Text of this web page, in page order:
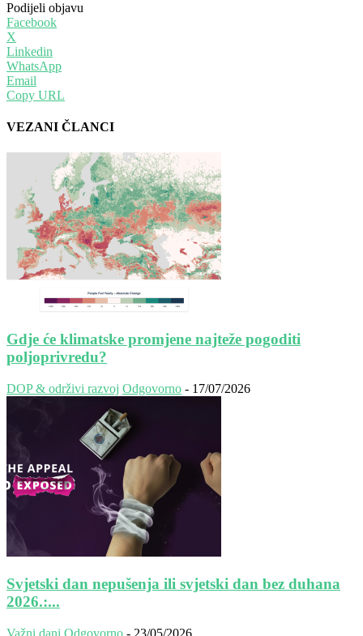
Podijeli objavu
Facebook
X
Linkedin
WhatsApp
Email
Copy URL
VEZANI ČLANCI
Gdje će klimatske promjene najteže pogoditi
poljoprivredu?
DOP & održivi razvoj Odgovorno - 17/07/2026
Svjetski dan nepušenja ili svjetski dan bez duhana
2026.:...
Važni dani Odgovorno - 23/05/2026